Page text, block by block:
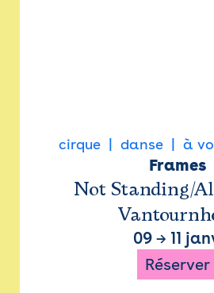
cirque danse à
Frames
Not Standing/
09→ 11
Réserver